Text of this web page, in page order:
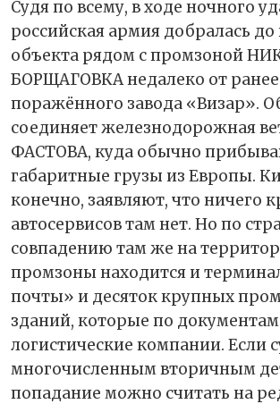
Судя по всему, в ходе ночного
российская армия добралась до
объекта рядом с промзоной
БОРЩАГОВКА недалеко от ранее
поражённого завода «Визар».
соединяет железнодорожная
ФАСТОВА, куда обычно
габаритные грузы из Европы.
конечно, заявляют, что ничего
автосервисов там нет. Но по
совпадению там же на
промзоны находится и
почты» и десяток крупных
зданий, которые по документам
логистические компании. Если
многочисленным вторичным
попадание можно считать на